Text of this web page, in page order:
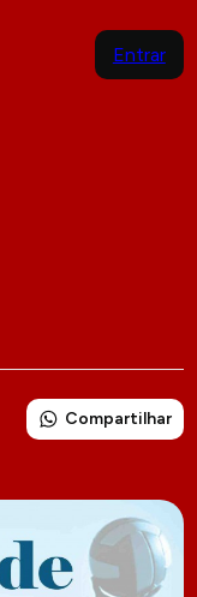
Entrar
Compartilhar